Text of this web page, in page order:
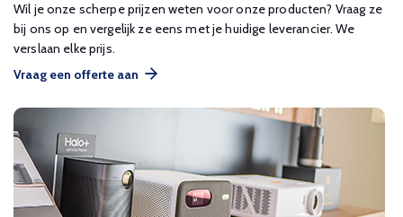
Wil je onze scherpe prijzen weten voor onze producten? Vraag ze
bij ons op en vergelijk ze eens met je huidige leverancier. We
verslaan elke prijs.
Vraag een offerte aan